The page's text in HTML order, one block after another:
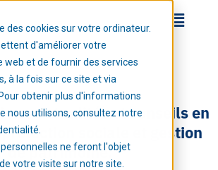
des cookies sur votre ordinateur.
d'améliorer votre
web et de fournir des services
à la fois sur ce site et via
obtenir plus d'informations
nous utilisons, consultez notre
ne feront l'objet
votre visite sur notre site.
nos actualités et conseils en
sociale et gestion
de patrimoine.